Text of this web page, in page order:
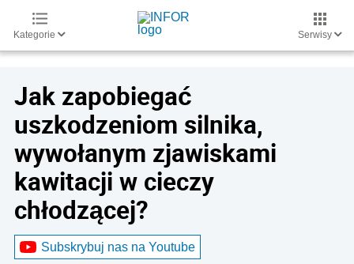
Kategorie Serwisy
Jak zapobiegać
uszkodzeniom silnika,
wywołanym zjawiskami
kawitacji w cieczy
chłodzącej?
Subskrybuj nas na Youtube